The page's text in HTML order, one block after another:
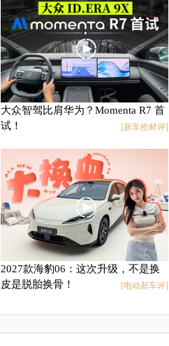
大众智驾比肩华为？Momenta R7 首
试！
[新车抢鲜评]
2027款海豹06：这次升级，不是换
皮是脱胎换骨！
[电动新车评]